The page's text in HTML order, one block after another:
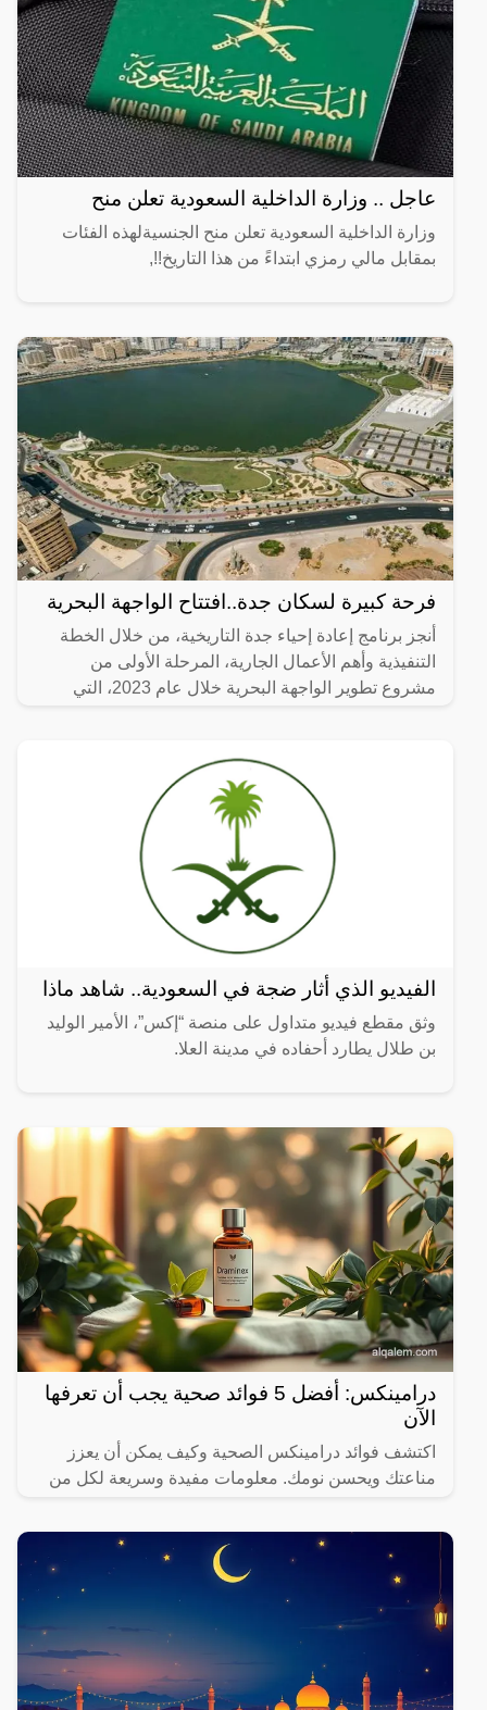
عاجل .. وزارة الداخلية السعودية تعلن منح
وزارة الداخلية السعودية تعلن منح الجنسيةلهذه الفئات
بمقابل مالي رمزي ابتداءً من هذا التاريخ!!,
فرحة كبيرة لسكان جدة..افتتاح الواجهة البحرية
أنجز برنامج إعادة إحياء جدة التاريخية، من خلال الخطة
التنفيذية وأهم الأعمال الجارية، المرحلة الأولى من
مشروع تطوير الواجهة البحرية خلال عام 2023، التي
الفيديو الذي أثار ضجة في السعودية.. شاهد ماذا
وثق مقطع فيديو متداول على منصة “إكس”، الأمير الوليد
بن طلال يطارد أحفاده في مدينة العلا.
درامينكس: أفضل 5 فوائد صحية يجب أن تعرفها
الآن
اكتشف فوائد درامينكس الصحية وكيف يمكن أن يعزز
مناعتك ويحسن نومك. معلومات مفيدة وسريعة لكل من